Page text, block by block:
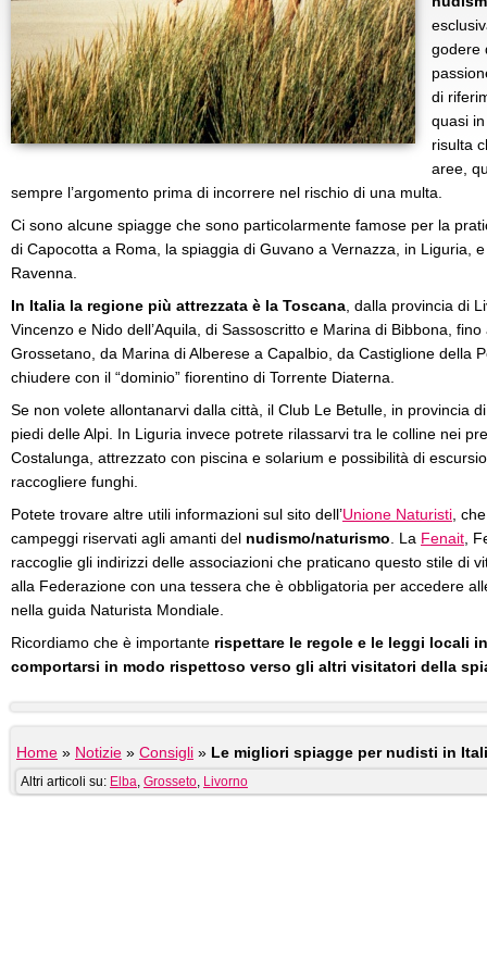
godere
di
quasi
risulta
aree,
sempre l’argomento prima di incorrere nel rischio di una multa.
Ci sono alcune spiagge che sono particolarmente famose per la
di Capocotta a Roma, la spiaggia di Guvano a Vernazza, in Liguria,
Ravenna.
In Italia la regione più attrezzata è la Toscana , dalla provincia di
Vincenzo e Nido dell’Aquila, di Sassoscritto e Marina di Bibbona, fino
Grossetano, da Marina di Alberese a Capalbio, da Castiglione della
chiudere con il “dominio” fiorentino di Torrente Diaterna.
Se non volete allontanarvi dalla città, il Club Le Betulle, in provincia
piedi delle Alpi. In Liguria invece potrete rilassarvi tra le colline nei
Costalunga, attrezzato con piscina e solarium e possibilità di
raccogliere funghi.
Potete trovare altre utili informazioni sul sito dell’Unione Naturisti ,
campeggi riservati agli amanti del nudismo/naturismo . La Fenait ,
raccoglie gli indirizzi delle associazioni che praticano questo stile di
alla Federazione con una tessera che è obbligatoria per accedere
nella guida Naturista Mondiale.
Ricordiamo che è importante rispettare le regole e le leggi locali
comportarsi in modo rispettoso verso gli altri visitatori della
Home » Notizie » Consigli » Le migliori spiagge per nudisti in
Altri articoli su: Elba, Grosseto, Livorno